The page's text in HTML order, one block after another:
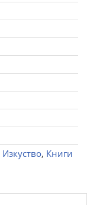
Изкуство, Книги